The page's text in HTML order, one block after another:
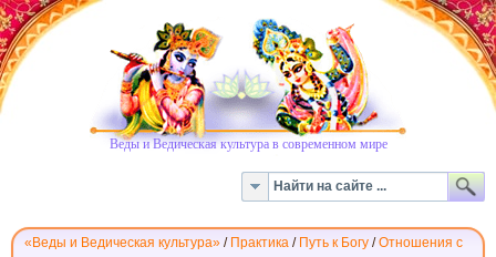
Веды и Ведическая культура в современном мире
«Веды и Ведическая культура» / Практика / Путь к Богу /Отношения с